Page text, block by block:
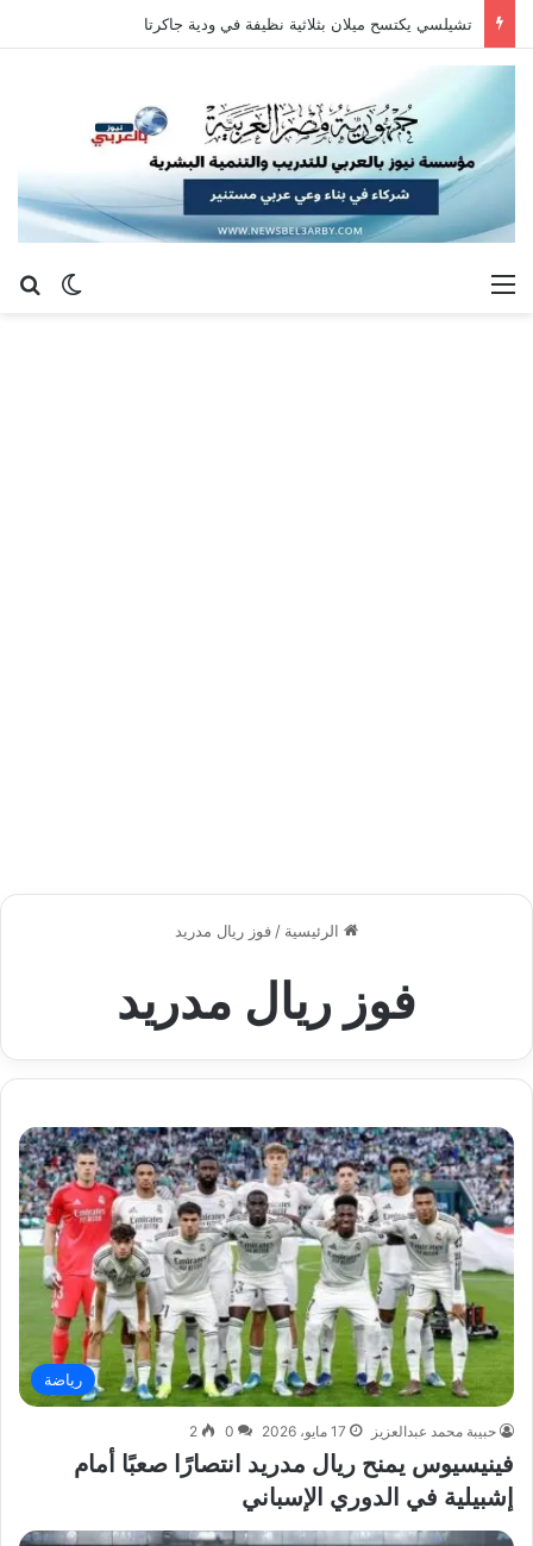
تشيلسي يكتسح ميلان بثلاثية نظيفة في ودية جاكرتا
الوضع القائمة
الرئيسية /فوز ريال مدريد
فوز ريال مدريد
رياضة
حبيبة محمد عبدالعزيز 17 مايو، 2026 0
2
فينيسيوس يمنح ريال مدريد انتصارًا صعبًا أمام
إشبيلية في الدوري الإسباني